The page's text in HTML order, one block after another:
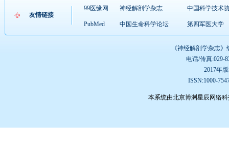
友情链接
99医缘网 神经解剖学杂志 中国科学技术
PubMed 中国生命科学论坛 第四军医大学
《神经解剖学杂志
电话/传真:029-
2017年
ISSN:1000-
本系统由北京博渊星辰网络